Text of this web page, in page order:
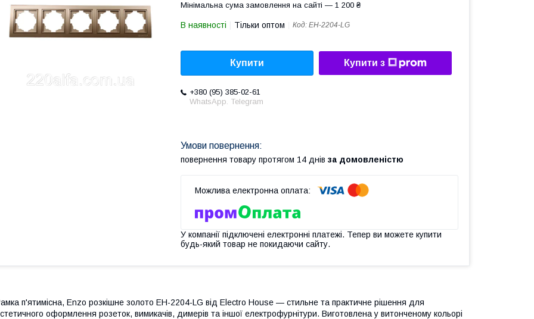
Мінімальна сума замовлення на сайті — 1 200 ₴
В наявності Тільки оптом Код: EH-2204-LG
Купити Купити з
+380 (95) 385-02-61
WhatsApp. Telegram
повернення товару протягом 14 днів за домовленістю
У компанії підключені електронні платежі. Тепер ви можете купити
будь-який товар не покидаючи сайту.
п'ятимісна, Enzo розкішне золото EH-2204-LG від Electro House — стильне та практичне рішення для
оформлення розеток, вимикачів, димерів та іншої електрофурнітури. Виготовлена у витонченому кольорі